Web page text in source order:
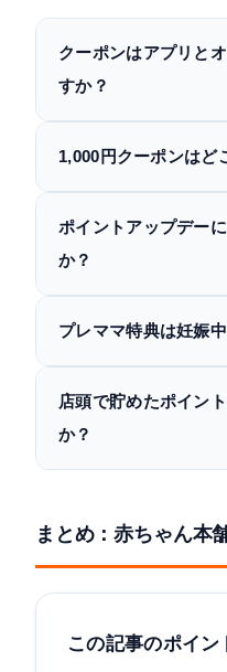
クーポンはアプリと
すか？
1,000円クーポンはど
ポイントアップデー
か？
プレママ特典は妊娠
店頭で貯めたポイン
か？
まとめ：赤ちゃん本
この記事のポイン